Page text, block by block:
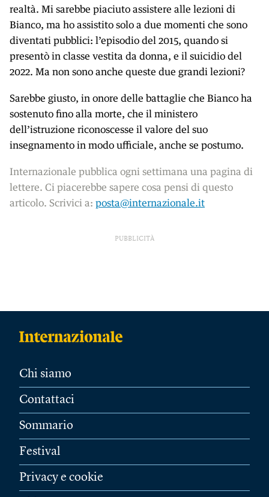
realtà. Mi sarebbe piaciuto assistere alle lezioni di
Bianco, ma ho assistito solo a due momenti che sono
diventati pubblici: l’episodio del 2015, quando si
presentò in classe vestita da donna, e il suicidio del
2022. Ma non sono anche queste due grandi lezioni?
Sarebbe giusto, in onore delle battaglie che Bianco ha
sostenuto fino alla morte, che il ministero
dell’istruzione riconoscesse il valore del suo
insegnamento in modo ufficiale, anche se postumo.
Internazionale pubblica ogni settimana una pagina di
lettere. Ci piacerebbe sapere cosa pensi di questo
articolo. Scrivici a: posta@internazionale.it
PUBBLICITÀ
Chi siamo
Contattaci
Sommario
Festival
Privacy e cookie